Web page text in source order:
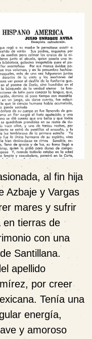
al fin hija
Azbaje y Vargas
mares y sufrir
en tierras de
con una
Santillana.
apellido
por creer
Tenía una
energía,
y amoroso